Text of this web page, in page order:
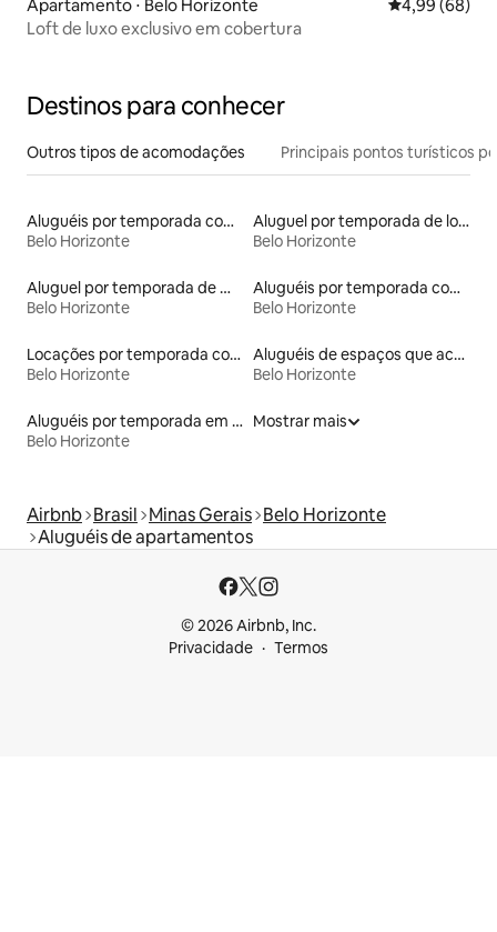
Apartamento ⋅ Belo Horizonte 4,99 de uma
4,99 (68)
Loft de luxo exclusivo em cobertura
Destinos para conhecer
Outros tipos de acomodações Principais pontos turísticos
Aluguéis por temporada com sauna
Belo Horizonte
Aluguel por temporada de lofts
Belo Horizonte
Aluguel por temporada de microcasas
Belo Horizonte
Aluguéis por temporada com acesso ao lago
Belo Horizonte
Locações por temporada com piscina
Belo Horizonte
Aluguéis de espaços que aceitam animais de estimação
Belo Horizonte
Aluguéis por temporada em albergue
Belo Horizonte
Mostrar mais
Airbnb Brasil Minas Gerais Belo Horizonte
Aluguéis de apartamentos
© 2026 Airbnb, Inc.
Privacidade
Termos